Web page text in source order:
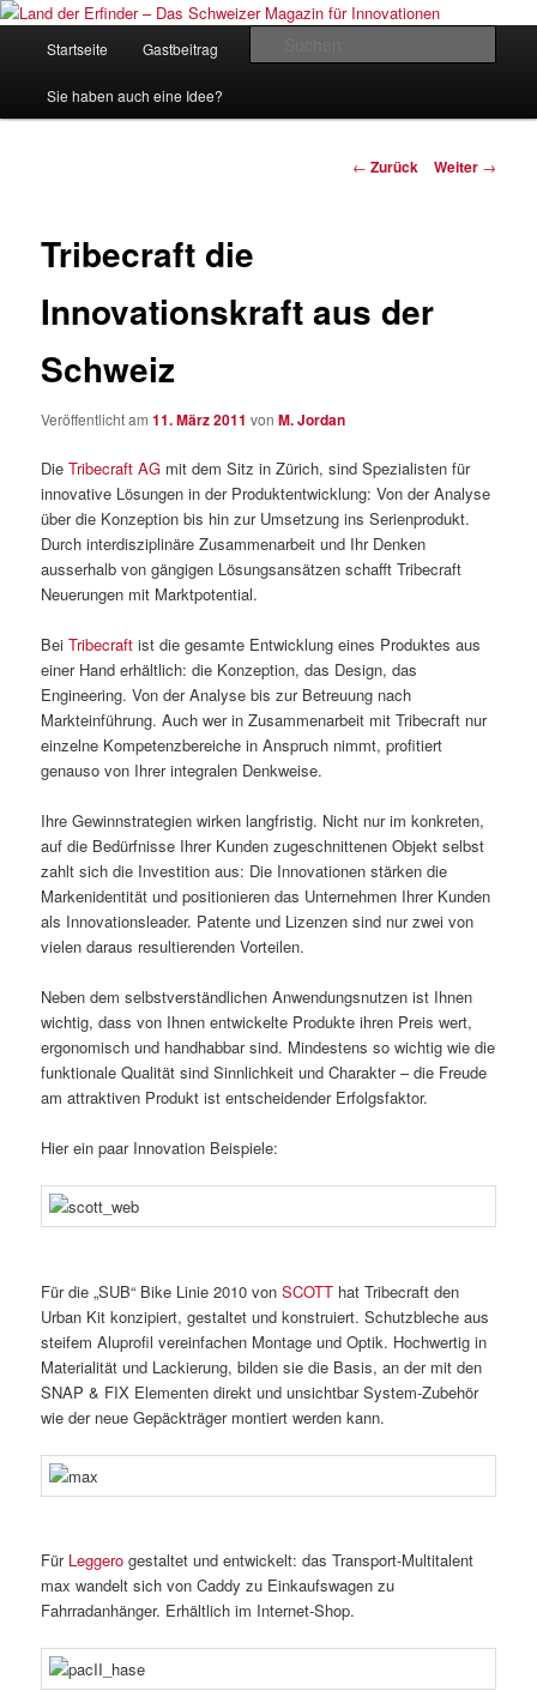
Zum
wechseln
Land der Erfinder – Das Schweizer
Startseite Gastbeitrag
Sie haben auch eine Idee?
Beitrags-
← Zurück Weiter →
Tribecraft die
Innovationskraft aus der
Schweiz
Veröffentlicht am11. März 2011 vonM. Jordan
DieTribecraft AG mit dem Sitz in Zürich, sind Spezialisten für
innovative Lösungen in der Produktentwicklung: Von der Analyse
über die Konzeption bis hin zur Umsetzung ins Serienprodukt.
Durch interdisziplinäre Zusammenarbeit und Ihr Denken
ausserhalb von gängigen Lösungsansätzen schafft Tribecraft
Neuerungen mit Marktpotential.
BeiTribecraft ist die gesamte Entwicklung eines Produktes aus
einer Hand erhältlich: die Konzeption, das Design, das
Engineering. Von der Analyse bis zur Betreuung nach
Markteinführung. Auch wer in Zusammenarbeit mit Tribecraft nur
einzelne Kompetenzbereiche in Anspruch nimmt, profitiert
genauso von Ihrer integralen Denkweise.
Ihre Gewinnstrategien wirken langfristig. Nicht nur im konkreten,
auf die Bedürfnisse Ihrer Kunden zugeschnittenen Objekt selbst
zahlt sich die Investition aus: Die Innovationen stärken die
Markenidentität und positionieren das Unternehmen Ihrer Kunden
als Innovationsleader. Patente und Lizenzen sind nur zwei von
vielen daraus resultierenden Vorteilen.
Neben dem selbstverständlichen Anwendungsnutzen ist Ihnen
wichtig, dass von Ihnen entwickelte Produkte ihren Preis wert,
ergonomisch und handhabbar sind. Mindestens so wichtig wie die
funktionale Qualität sind Sinnlichkeit und Charakter – die Freude
am attraktiven Produkt ist entscheidender Erfolgsfaktor.
Hier ein paar Innovation Beispiele:
Für die „SUB“ Bike Linie 2010 vonSCOTT hat Tribecraft den
Urban Kit konzipiert, gestaltet und konstruiert. Schutzbleche aus
steifem Aluprofil vereinfachen Montage und Optik. Hochwertig in
Materialität und Lackierung, bilden sie die Basis, an der mit den
SNAP & FIX Elementen direkt und unsichtbar System-Zubehör
wie der neue Gepäckträger montiert werden kann.
Für Leggero gestaltet und entwickelt: das Transport-Multitalent
max wandelt sich von Caddy zu Einkaufswagen zu
Fahrradanhänger. Erhältlich im Internet-Shop.